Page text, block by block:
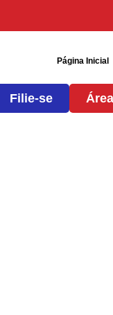
Página Inicial
Filie-se